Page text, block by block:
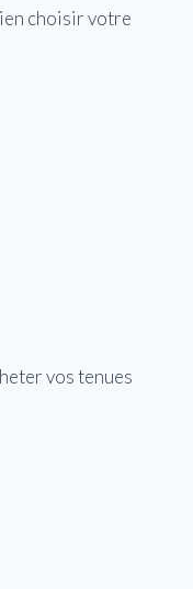
choisir votre
vos tenues